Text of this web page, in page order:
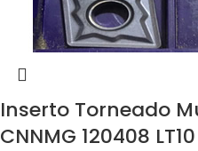
Inserto Torneado
CNNMG 120408 LT10